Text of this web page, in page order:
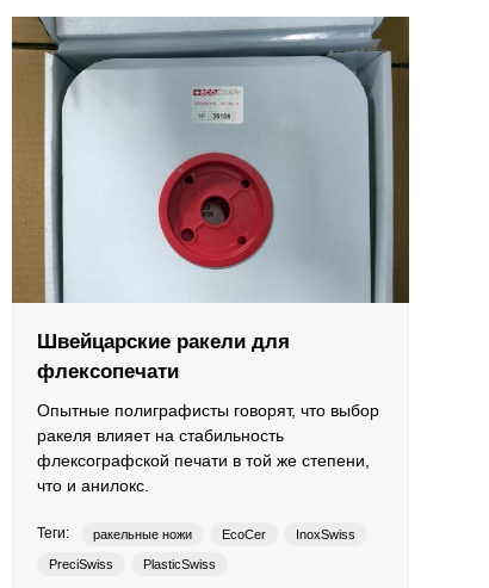
Противоотмарывающие материалы
Клеи для полиграфии
Клеи для упаковки
Приборы и средства контроля
Материалы для послепечатной обработки
Упаковочные материалы
Материалы для производства ротогравюрных
Краски системы смешения Pantone
Швейцарские ракели для
флексопечати
Опытные полиграфисты говорят, что выбор
ракеля влияет на стабильность
флексографской печати в той же степени,
что и анилокс.
Теги: ракельные ножи EcoCer InoxSwiss
PreciSwiss PlasticSwiss